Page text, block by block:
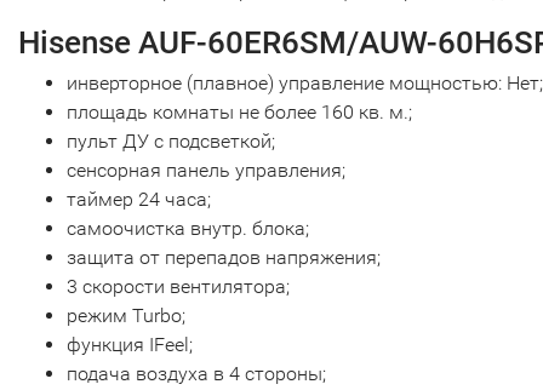
Hisense AUF-60ER6SM/AUW-
инверторное (плавное) управление мощностью: Нет;
площадь комнаты не более 160 кв. м.;
пульт ДУ с подсветкой;
сенсорная панель управления;
таймер 24 часа;
самоочистка внутр. блока;
защита от перепадов напряжения;
3 скорости вентилятора;
режим Turbo;
функция IFeel;
подача воздуха в 4 стороны;